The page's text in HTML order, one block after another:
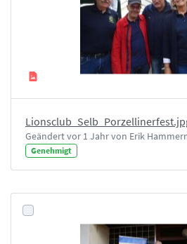
Geändert vor 1 Jahr von Erik
Genehmigt